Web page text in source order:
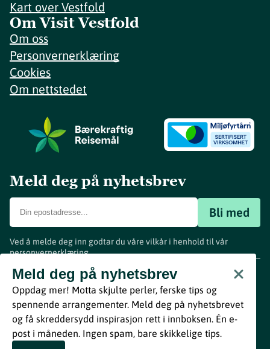
Kart over Vestfold
Om Visit Vestfold
Om oss
Personvernerklæring
Cookies
Om nettstedet
Meld deg på nyhetsbrev
Bli med
Ved å melde deg inn godtar du våre vilkår i henhold til vår
personvernerklæring.
Meld deg på nyhetsbrev
Oppdag mer! Motta skjulte perler, ferske tips og
spennende arrangementer. Meld deg på nyhetsbrevet
og få skreddersydd inspirasjon rett i innboksen. Én e-
post i måneden. Ingen spam, bare skikkelige tips.
www.visitvestfold.com
Turistinformasjon
Vestfold Fylkeskommune
ByBreakfast